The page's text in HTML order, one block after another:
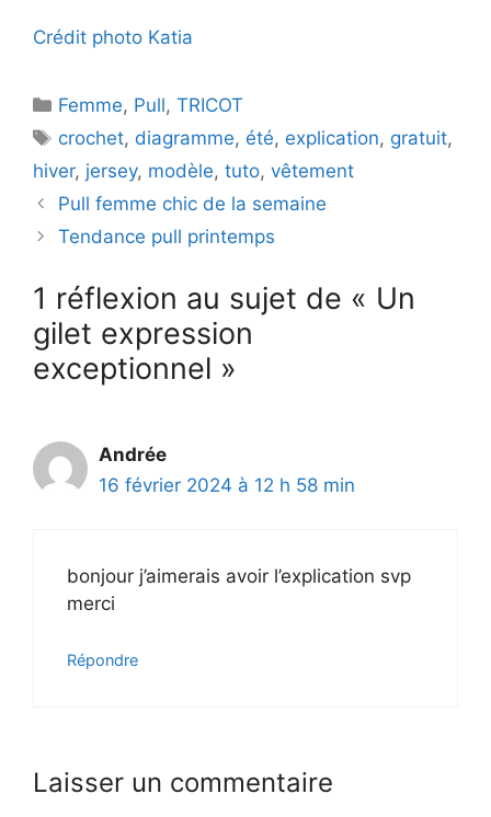
o
Crédit photo Katia
Catégories
Femme, Pull,TRICOT
Étiquettes
crochet, diagramme, été, explication, gratuit,
hiver, jersey, modèle, tuto, vêtement
Pull femme chic de la semaine
Tendance pull printemps
1 réflexion au sujet de « Un
gilet expression
exceptionnel »
Andrée
16 février 2024 à 12 h 58 min
bonjour j’aimerais avoir l’explication svp
merci
Répondre
Laisser un commentaire